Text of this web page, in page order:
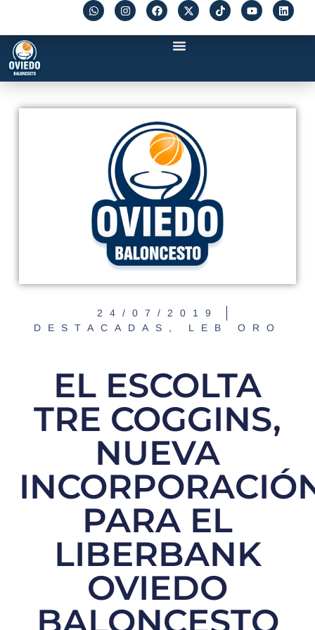
24/07/2019
DESTACADAS , LEB ORO
EL ESCOLTA
TRE COGGINS,
NUEVA
PARA EL
LIBERBANK
OVIEDO